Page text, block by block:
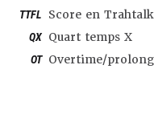
TTFL Score en
QX Quart temps X
OT Overtime/